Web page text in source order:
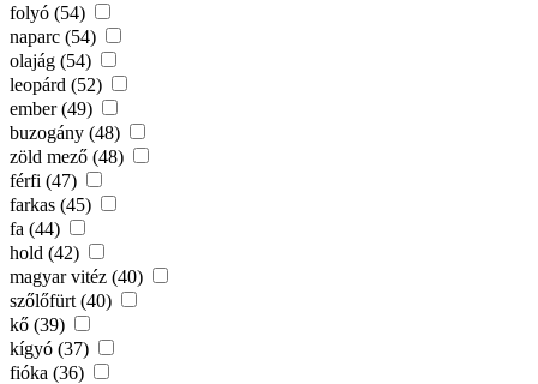
folyó (54)
naparc (54)
olajág (54)
leopárd (52)
ember (49)
buzogány (48)
zöld mező (48)
férfi (47)
farkas (45)
fa (44)
hold (42)
magyar vitéz (40)
szőlőfürt (40)
kő (39)
kígyó (37)
fióka (36)